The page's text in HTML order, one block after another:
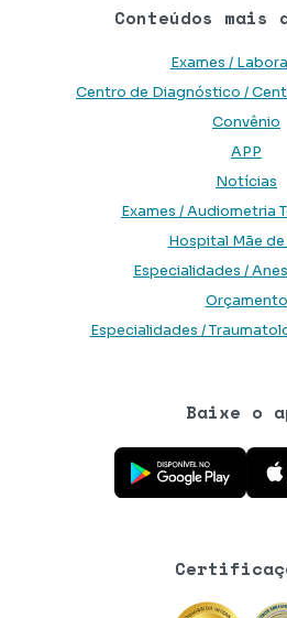
Conteúdos mais
Exames /
Centro de Diagnóstico /
Convênio
APP
Notícias
Exames / Audiometria
Hospital Mãe de
Especialidades /
Orçamento
Especialidades /
Baixe o
Baixe o aplicativo na